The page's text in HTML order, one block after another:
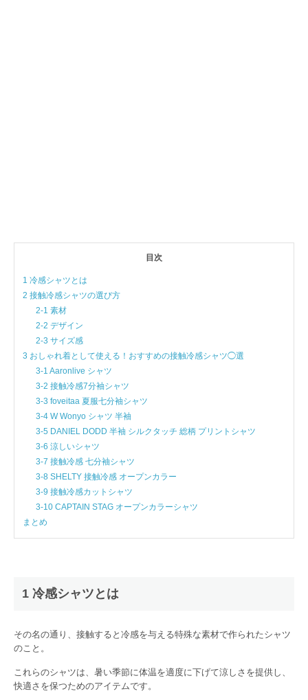
目次
1 冷感シャツとは
2 接触冷感シャツの選び方
2-1 素材
2-2 デザイン
2-3 サイズ感
3 おしゃれ着として使える！おすすめの接触冷感シャツ◯選
3-1 Aaronlive シャツ
3-2 接触冷感7分袖シャツ
3-3 foveitaa 夏服七分袖シャツ
3-4 W Wonyo シャツ 半袖
3-5 DANIEL DODD 半袖 シルクタッチ 総柄 プリントシャツ
3-6 涼しいシャツ
3-7 接触冷感 七分袖シャツ
3-8 SHELTY 接触冷感 オープンカラー
3-9 接触冷感カットシャツ
3-10 CAPTAIN STAG オープンカラーシャツ
まとめ
1 冷感シャツとは
その名の通り、接触すると冷感を与える特殊な素材で作られたシャツ
のこと。
これらのシャツは、暑い季節に体温を適度に下げて涼しさを提供し、
快適さを保つためのアイテムです。